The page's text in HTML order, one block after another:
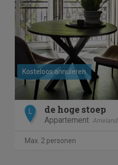
Kosteloos annuleren
L de hoge stoep
Appartement Ameland
Max. 2 personen